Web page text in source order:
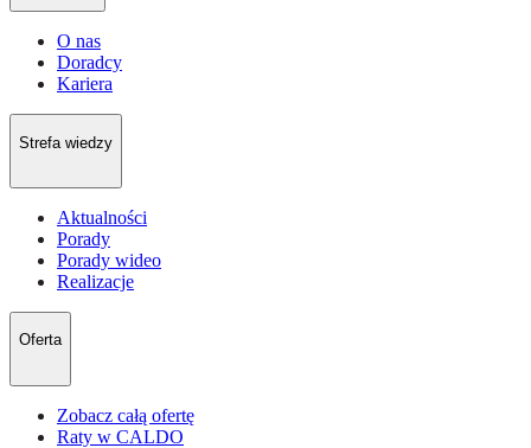
O nas
Doradcy
Kariera
Strefa wiedzy
Aktualności
Porady
Porady wideo
Realizacje
Oferta
Zobacz całą ofertę
Raty w CALDO